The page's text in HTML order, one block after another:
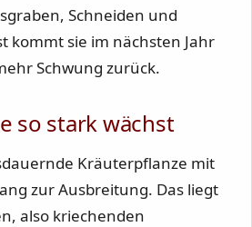
Schneiden und
kommt sie im nächsten Jahr
Schwung zurück.
so stark wächst
Kräuterpflanze mit
zur Ausbreitung. Das liegt
also kriechenden